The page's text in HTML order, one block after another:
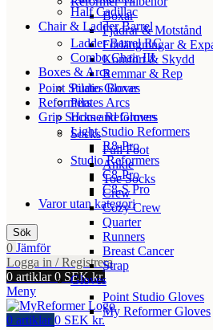
Boxar
Fjädrar & Motstånd
Förlängningar &
Komfort & Skydd
Remmar & Rep
Point Studio Gloves
Reformers
Home Reformers
Light Studio Reformers
R8-Pro
Studio Reformers
C8-Pro
C8-S Pro
Varor utan kategori
Sök
0 Jämför
Logga in / Registrera
0 artiklar0 SEK kr.
Meny
0 artiklar0 SEK kr.
Half Cadillac
Chair & Ladder Barrel
Ladder Barrel RC
Combo Chair III
Boxes & Arcs
Pilates Boxar
Pilates Arcs
Grip Socks and Gloves
Socks
Full Foot
Ankle
Toe Socks
Crew
Cozy Crew
Quarter
Runners
Breast Cancer
Strap
Gloves
Point Studio Gloves
My Reformer Gloves